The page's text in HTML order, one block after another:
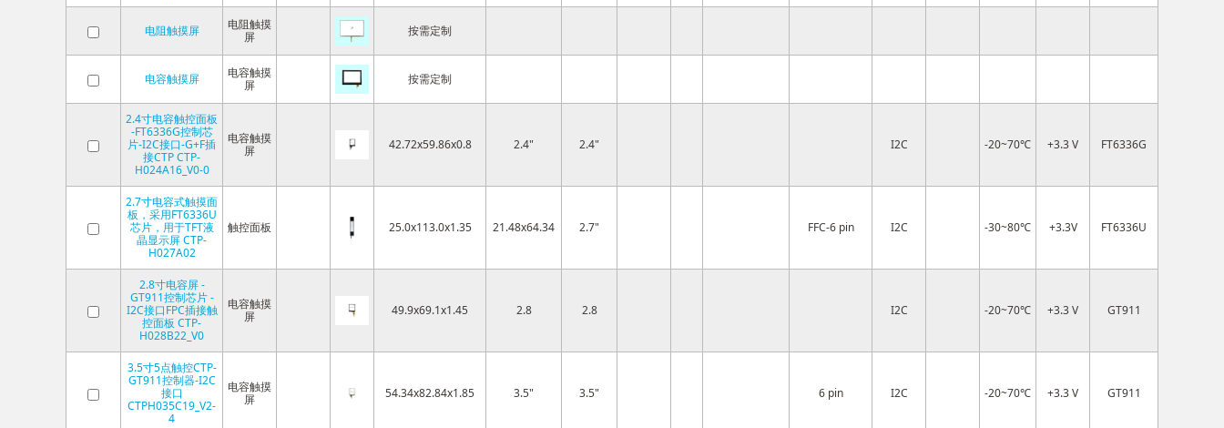
电阻触摸屏
电阻触摸
屏
按需定制
电容触摸屏
电容触摸
屏
按需定制
2.4寸电容触控面板
-FT6336G控制芯
片-I2C接口-G+F插
接CTP CTP-
H024A16_V0-0
电容触摸
屏
42.72x59.86x0.8 2.4" 2.4" I2C -20~70℃ +3.3 V FT6336G
2.7寸电容式触摸面
板，采用FT6336U
芯片，用于TFT液
晶显示屏 CTP-
H027A02
触控面板 25.0x113.0x1.35 21.48x64.34 2.7" FFC-6 pin I2C -30~80℃ +3.3V FT6336U
2.8寸电容屏 -
GT911控制芯片 -
I2C接口FPC插接触
控面板 CTP-
H028B22_V0
电容触摸
屏
49.9x69.1x1.45 2.8 2.8 I2C -20~70℃ +3.3 V GT911
3.5寸5点触控CTP-
GT911控制器-I2C
接口
CTPH035C19_V2-
4
电容触摸
屏
54.34x82.84x1.85 3.5" 3.5" 6 pin I2C -20~70℃ +3.3 V GT911